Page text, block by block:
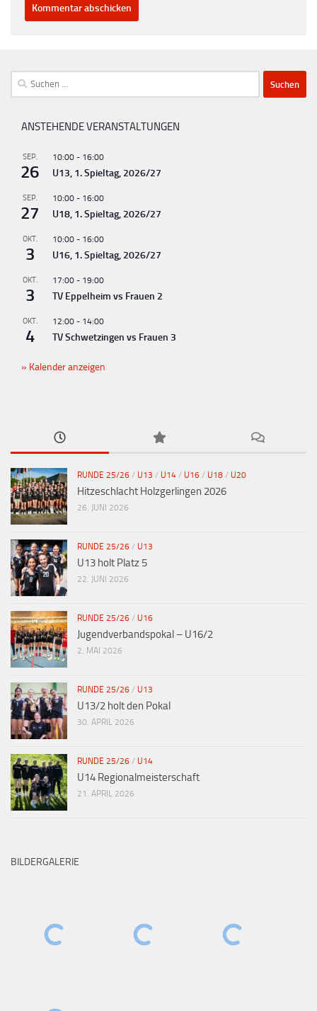
Suchen
nach:
ANSTEHENDE VERANSTALTUNGEN
SEP.
26
10:00 - 16:00
U13, 1. Spieltag, 2026/27
SEP.
27
10:00 - 16:00
U18, 1. Spieltag, 2026/27
OKT.
3
10:00 - 16:00
U16, 1. Spieltag, 2026/27
OKT.
3
17:00 - 19:00
TV Eppelheim vs Frauen 2
OKT.
4
12:00 - 14:00
TV Schwetzingen vs Frauen 3
Kalender anzeigen
RUNDE 25/26 / U13 / U14 / U16 / U18 / U20
Hitzeschlacht Holzgerlingen 2026
26. JUNI 2026
RUNDE 25/26 / U13
U13 holt Platz 5
22. JUNI 2026
RUNDE 25/26 / U16
Jugendverbandspokal – U16/2
2. MAI 2026
RUNDE 25/26 / U13
U13/2 holt den Pokal
30. APRIL 2026
RUNDE 25/26 / U14
U14 Regionalmeisterschaft
21. APRIL 2026
BILDERGALERIE